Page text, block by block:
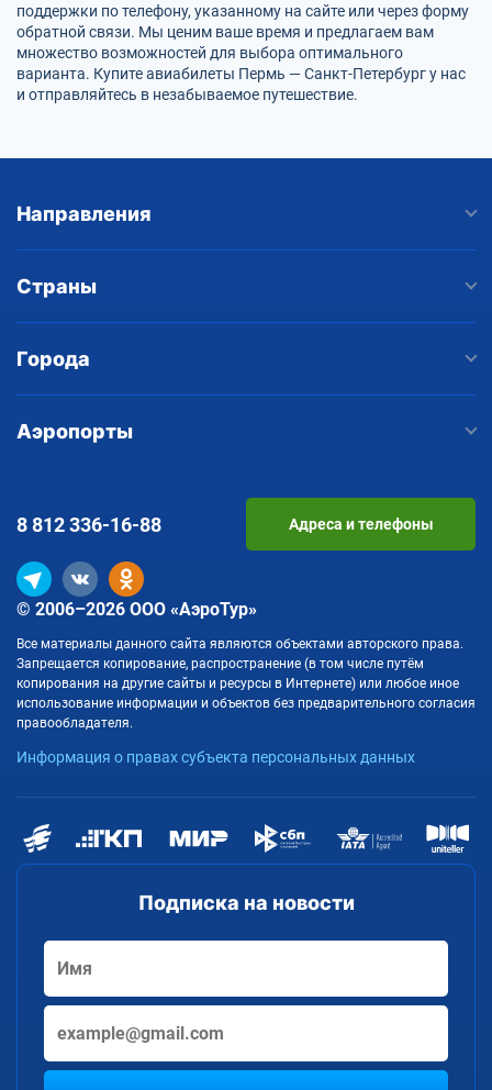
поддержки по телефону, указанному на сайте или через форму
обратной связи. Мы ценим ваше время и предлагаем вам
множество возможностей для выбора оптимального
варианта. Купите авиабилеты Пермь — Санкт-Петербург у нас
и отправляйтесь в незабываемое путешествие.
Направления
Страны
Города
Аэропорты
Подписка на новости
© 2006–2026 ООО «АэроТур»
Все материалы данного сайта являются объектами авторского права.
Запрещается копирование, распространение (в том числе путём
копирования на другие сайты и ресурсы в Интернете) или любое иное
использование информации и объектов без предварительного согласия
правообладателя.
Информация о правах субъекта персональных данных
8 812336-16-88 Адреса и телефоны